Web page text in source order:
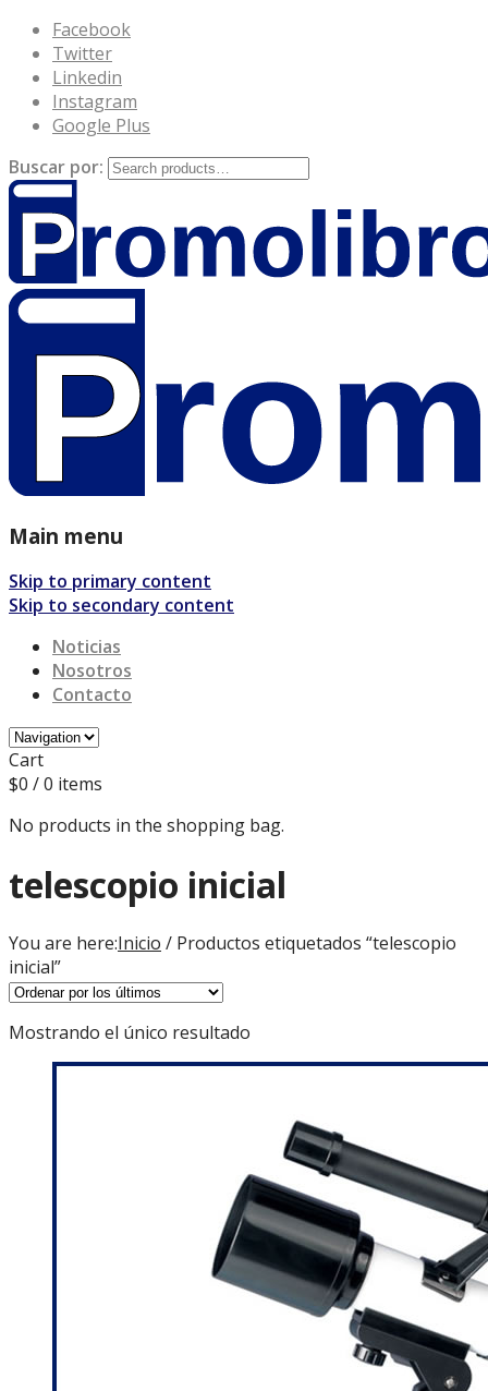
Facebook
Twitter
Linkedin
Instagram
Google Plus
Buscar por:
Main menu
Skip to primary content
Skip to secondary content
Noticias
Nosotros
Contacto
Cart
$0 / 0 items
No products in the shopping bag.
telescopio inicial
You are here:Inicio / Productos etiquetados “telescopio
inicial”
Mostrando el único resultado